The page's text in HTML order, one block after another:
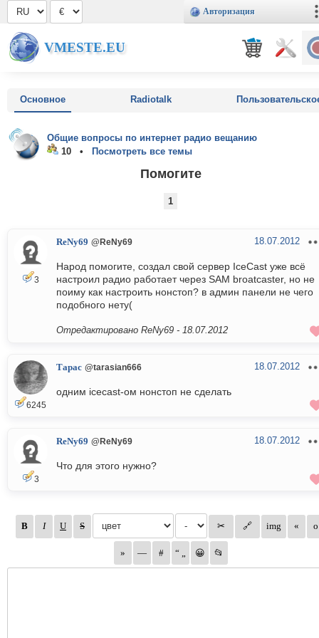
Авторизация
VMESTE.EU
Основное Radiotalk
Общие вопросы по интернет радио вещанию
10 •
Посмотреть все темы
Помогите
1
3
ReNy69 @ReNy69 18.07.2012
Народ помогите, создал свой сервер IceCast уже всё
настроил радио работает через SAM broatcaster, но не
поиму как настроить нонстоп? в админ панели не чего
подобного нету(
Отредактировано ReNy69 - 18.07.2012
6245
Тарас @tarasian666 18.07.2012
одним icecast-ом нонстоп не сделать
3
ReNy69 @ReNy69 18.07.2012
Что для этого нужно?